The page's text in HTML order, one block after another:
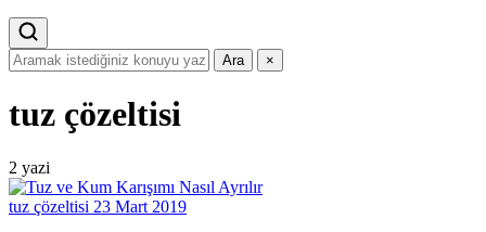
Ara ×
tuz çözeltisi
2 yazi
tuz çözeltisi 23 Mart 2019